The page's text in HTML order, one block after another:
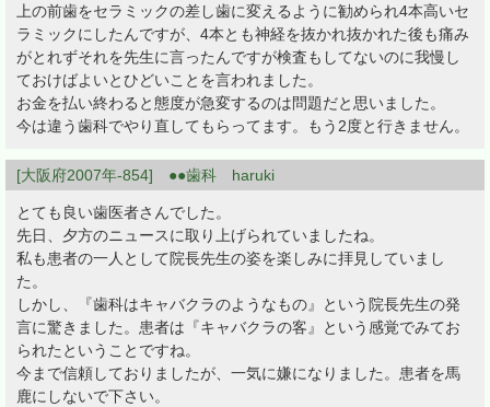
上の前歯をセラミックの差し歯に変えるように勧められ4本高いセ
ラミックにしたんですが、4本とも神経を抜かれ抜かれた後も痛み
がとれずそれを先生に言ったんですが検査もしてないのに我慢し
ておけばよいとひどいことを言われました。
お金を払い終わると態度が急変するのは問題だと思いました。
今は違う歯科でやり直してもらってます。もう2度と行きません。
[大阪府2007年-854] ●●歯科 haruki
とても良い歯医者さんでした。
先日、夕方のニュースに取り上げられていましたね。
私も患者の一人として院長先生の姿を楽しみに拝見していまし
た。
しかし、『歯科はキャバクラのようなもの』という院長先生の発
言に驚きました。患者は『キャバクラの客』という感覚でみてお
られたということですね。
今まで信頼しておりましたが、一気に嫌になりました。患者を馬
鹿にしないで下さい。